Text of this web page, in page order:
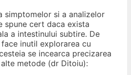
simptomelor si a analizelor
spune cert daca exista
a intestinului subtire. De
inutil explorarea cu
se incearca precizarea
metode (dr Ditoiu):